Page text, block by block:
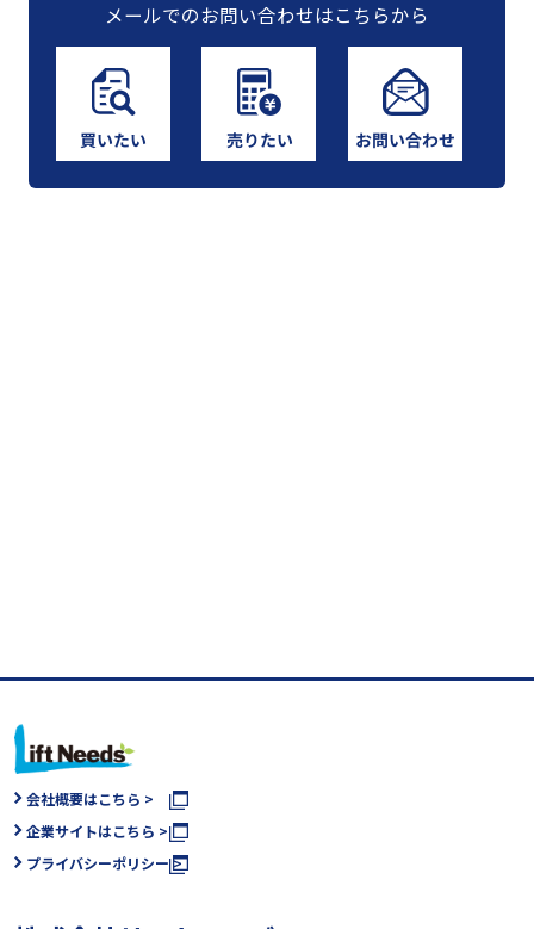
メールでのお問い合わせはこちらから
会社概要はこちら >
企業サイトはこちら >
プライバシーポリシー >